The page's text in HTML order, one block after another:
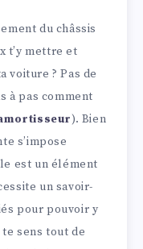
du châssis
t’y mettre et
voiture ? Pas de
à pas comment
). Bien
s’impose
est un élément
un savoir-
pour pouvoir y
sens tout de